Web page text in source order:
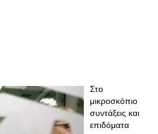
Στο
μικροσκόπιο
συντάξεις και
επιδόματα